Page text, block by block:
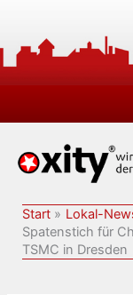
springen
Start Lokal-
Spatenstich für
TSMC in Dresden